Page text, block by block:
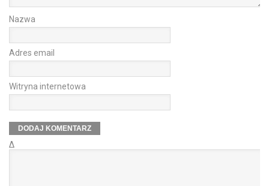
Nazwa
Adres email
Witryna internetowa
Δ